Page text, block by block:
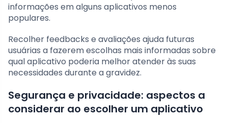
informações em alguns aplicativos menos
populares.
Recolher feedbacks e avaliações ajuda futuras
usuárias a fazerem escolhas mais informadas sobre
qual aplicativo poderia melhor atender às suas
necessidades durante a gravidez.
Segurança e privacidade: aspectos a
considerar ao escolher um aplicativo